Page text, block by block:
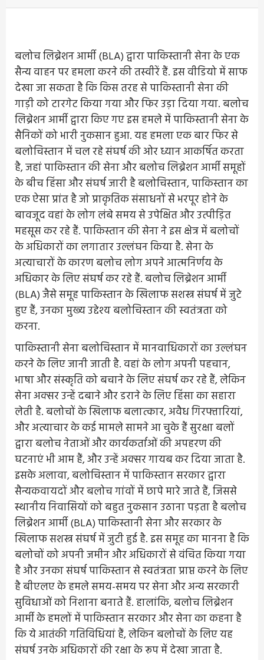
बलोच लिब्रेशन आर्मी (BLA) द्वारा पाकिस्तानी सेना के एक
सैन्य वाहन पर हमला करने की तस्वीरें हैं. इस वीडियो में साफ
देखा जा सकता है कि किस तरह से पाकिस्तानी सेना की
गाड़ी को टारगेट किया गया और फिर उड़ा दिया गया. बलोच
लिब्रेशन आर्मी द्वारा किए गए इस हमले में पाकिस्तानी सेना के
सैनिकों को भारी नुकसान हुआ. यह हमला एक बार फिर से
बलोचिस्तान में चल रहे संघर्ष की ओर ध्यान आकर्षित करता
है, जहां पाकिस्तान की सेना और बलोच लिब्रेशन आर्मी समूहों
के बीच हिंसा और संघर्ष जारी है बलोचिस्तान, पाकिस्तान का
एक ऐसा प्रांत है जो प्राकृतिक संसाधनों से भरपूर होने के
बावजूद वहां के लोग लंबे समय से उपेक्षित और उत्पीड़ित
महसूस कर रहे हैं. पाकिस्तान की सेना ने इस क्षेत्र में बलोचों
के अधिकारों का लगातार उल्लंघन किया है. सेना के
अत्याचारों के कारण बलोच लोग अपने आत्मनिर्णय के
अधिकार के लिए संघर्ष कर रहे हैं. बलोच लिब्रेशन आर्मी
(BLA) जैसे समूह पाकिस्तान के खिलाफ सशस्त्र संघर्ष में जुटे
हुए हैं, उनका मुख्य उद्देश्य बलोचिस्तान की स्वतंत्रता को
करना.
पाकिस्तानी सेना बलोचिस्तान में मानवाधिकारों का उल्लंघन
करने के लिए जानी जाती है. वहां के लोग अपनी पहचान,
भाषा और संस्कृति को बचाने के लिए संघर्ष कर रहे हैं, लेकिन
सेना अक्सर उन्हें दबाने और डराने के लिए हिंसा का सहारा
लेती है. बलोचों के खिलाफ बलात्कार, अवैध गिरफ्तारियां,
और अत्याचार के कई मामले सामने आ चुके हैं सुरक्षा बलों
द्वारा बलोच नेताओं और कार्यकर्ताओं की अपहरण की
घटनाएं भी आम हैं, और उन्हें अक्सर गायब कर दिया जाता है.
इसके अलावा, बलोचिस्तान में पाकिस्तान सरकार द्वारा
सैन्यकवायदों और बलोच गांवों में छापे मारे जाते हैं, जिससे
स्थानीय निवासियों को बहुत नुकसान उठाना पड़ता है बलोच
लिब्रेशन आर्मी (BLA) पाकिस्तानी सेना और सरकार के
खिलाफ सशस्त्र संघर्ष में जुटी हुई है. इस समूह का मानना है कि
बलोचों को अपनी जमीन और अधिकारों से वंचित किया गया
है और उनका संघर्ष पाकिस्तान से स्वतंत्रता प्राप्त करने के लिए
है बीएलए के हमले समय-समय पर सेना और अन्य सरकारी
सुविधाओं को निशाना बनाते हैं. हालांकि, बलोच लिब्रेशन
आर्मी के हमलों में पाकिस्तान सरकार और सेना का कहना है
कि ये आतंकी गतिविधियां हैं, लेकिन बलोचों के लिए यह
संघर्ष उनके अधिकारों की रक्षा के रूप में देखा जाता है.